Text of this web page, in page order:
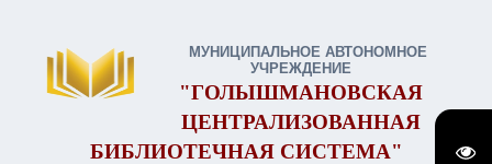
МУНИЦИПАЛЬНОЕ АВТОНОМНОЕ
УЧРЕЖДЕНИЕ
"ГОЛЫШМАНОВСКАЯ
ЦЕНТРАЛИЗОВАННАЯ
БИБЛИОТЕЧНАЯ СИСТЕМА"